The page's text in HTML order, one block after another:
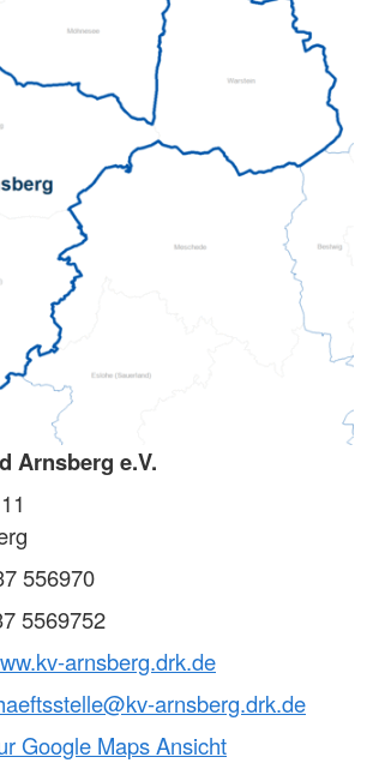
Arnsberg e.V.
556970
5569752
arnsberg.drk.de
arnsberg.drk.de
Google Maps Ansicht